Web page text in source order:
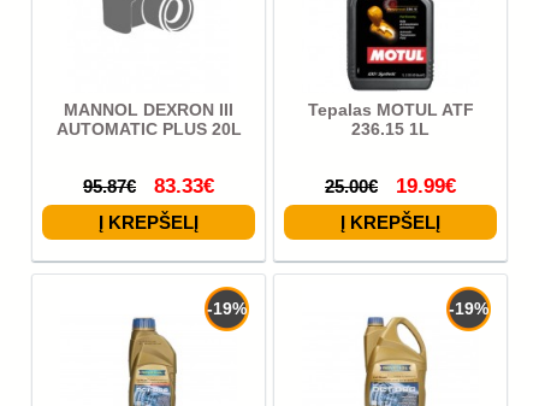
MANNOL DEXRON III
AUTOMATIC PLUS 20L
95.87€ 83.33€
Tepalas MOTUL ATF
236.15 1L
25.00€ 19.99€
-19% -19%